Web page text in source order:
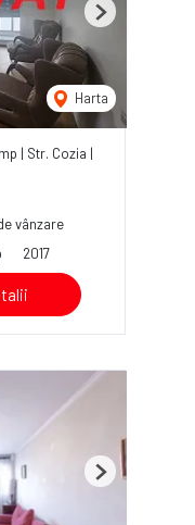
Harta
Next
| Str. Cozia |
vânzare
2017
Next